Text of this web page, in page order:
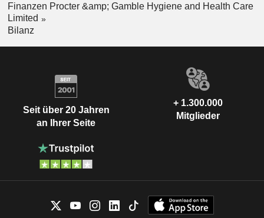
Finanzen Procter &amp; Gamble Hygiene and Health Care
Limited
Bilanz
Seit über 20 Jahren
an Ihrer Seite
+ 1.300.000
Mitglieder